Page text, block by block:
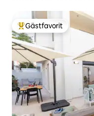
Populär gästfavorit
Gästfavorit